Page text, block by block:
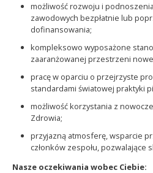
możliwość rozwoju i
zawodowych bezpłatnie lub
dofinansowania;
kompleksowo wyposażone
zaaranżowanej przestrzeni
pracę w oparciu o przejrzyste
standardami światowej praktyki
możliwość korzystania z
Zdrowia;
przyjazną atmosferę, wsparcie
członków zespołu, pozwalające
Nasze oczekiwania wobec Ciebie:​